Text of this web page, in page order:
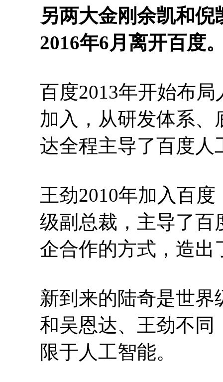
另两大金刚余凯和倪
2016年6月离开百度
百度2013年开始布
加入，从研发体系
达全程主导了百度人
王劲2010年加入百
级副总裁，主导了百
企合作的方式，造出
新到来的陆奇是世
和吴恩达、王劲不同
限于人工智能。